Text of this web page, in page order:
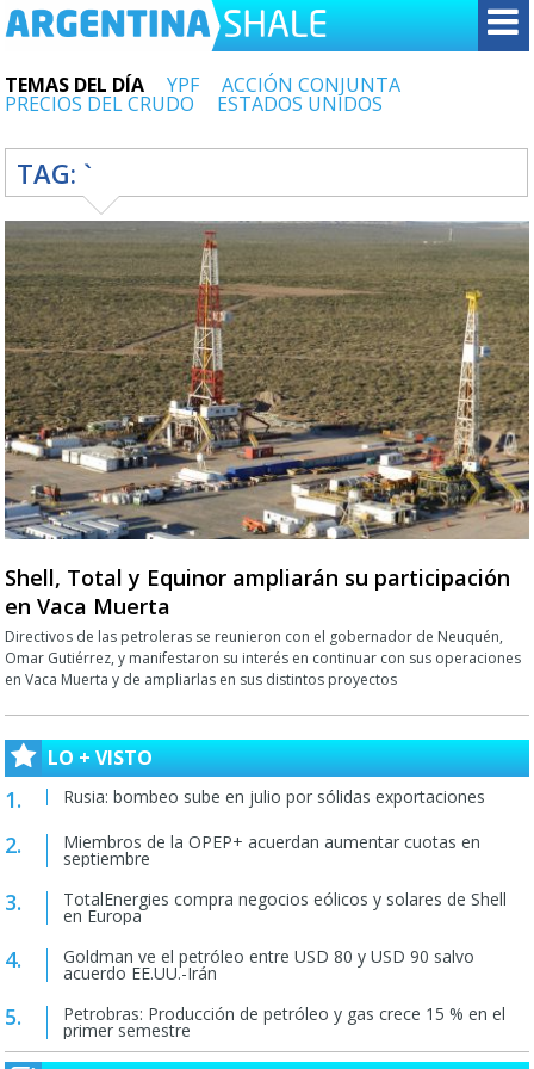
TEMAS DEL DÍA YPF ACCIÓN CONJUNTA
PRECIOS DEL CRUDO ESTADOS UNIDOS
TAG: `
Shell, Total y Equinor ampliarán su participación
en Vaca Muerta
Directivos de las petroleras se reunieron con el gobernador de Neuquén,
Omar Gutiérrez, y manifestaron su interés en continuar con sus operaciones
en Vaca Muerta y de ampliarlas en sus distintos proyectos
LO + VISTO
Rusia: bombeo sube en julio por sólidas exportaciones
Miembros de la OPEP+ acuerdan aumentar cuotas en
septiembre
TotalEnergies compra negocios eólicos y solares de Shell
en Europa
Goldman ve el petróleo entre USD 80 y USD 90 salvo
acuerdo EE.UU.-Irán
Petrobras: Producción de petróleo y gas crece 15 % en el
primer semestre